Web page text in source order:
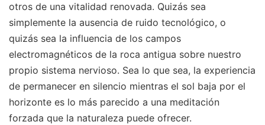
otros de una vitalidad renovada. Quizás sea
simplemente la ausencia de ruido tecnológico, o
quizás sea la influencia de los campos
electromagnéticos de la roca antigua sobre nuestro
propio sistema nervioso. Sea lo que sea, la experiencia
de permanecer en silencio mientras el sol baja por el
horizonte es lo más parecido a una meditación
forzada que la naturaleza puede ofrecer.